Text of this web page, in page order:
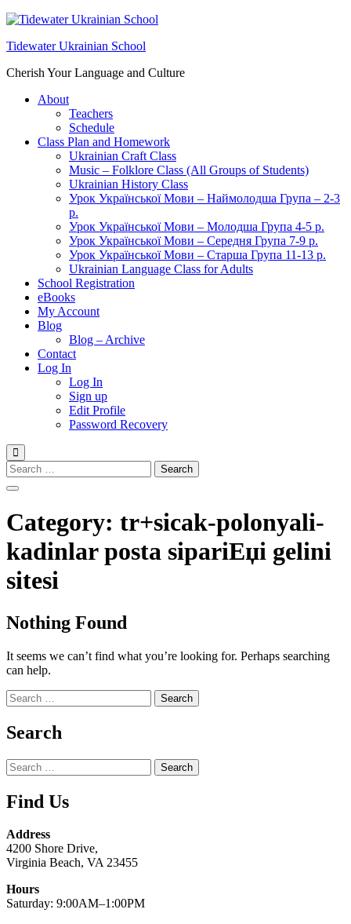
Tidewater Ukrainian School
Cherish Your Language and Culture
About
Teachers
Schedule
Class Plan and Homework
Ukrainian Craft Class
Music – Folklore Class (All Groups of Students)
Ukrainian History Class
Урок Української Мови – Наймолодша Група – 2-3
р.
Урок Української Мови – Молодша Група 4-5 р.
Урок Української Мови – Середня Група 7-9 р.
Урок Української Мови – Старша Група 11-13 р.
Ukrainian Language Class for Adults
School Registration
eBooks
My Account
Blog
Blog – Archive
Contact
Log In
Log In
Sign up
Edit Profile
Password Recovery
Search
for:
Category: tr+sicak-polonyali-
kadinlar posta sipariЕџi gelini
sitesi
Nothing Found
It seems we can’t find what you’re looking for. Perhaps searching
can help.
Search
for:
Search
Search
for:
Find Us
Address
4200 Shore Drive,
Virginia Beach, VA 23455
Hours
Saturday: 9:00AM–1:00PM